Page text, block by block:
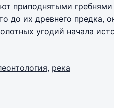
приподнятыми
до их древнего предка,
угодий начала
, река